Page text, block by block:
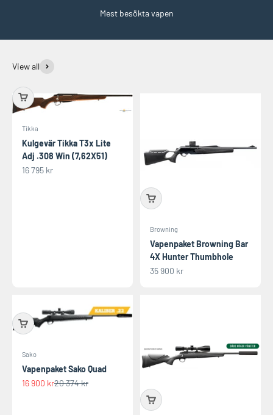
Mest besökta vapen
View all
Tikka
Kulgevär Tikka T3x Lite
Adj .308 Win (7,62X51)
REA-pris
16 795 kr
Browning
Vapenpaket Browning Bar
4X Hunter Thumbhole
REA-pris
35 900 kr
Sako
Vapenpaket Sako Quad
REA-pris
16 900 krPris
20 374 kr